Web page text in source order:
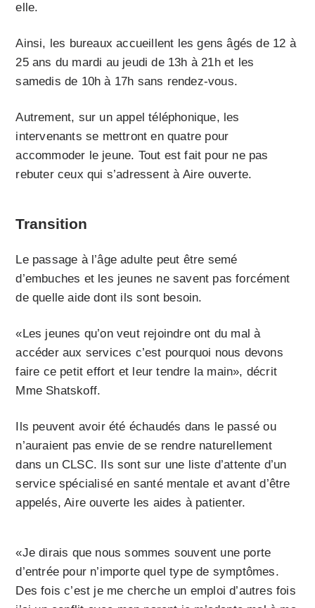
elle.
Ainsi, les bureaux accueillent les gens âgés de 12 à
25 ans du mardi au jeudi de 13h à 21h et les
samedis de 10h à 17h sans rendez-vous.
Autrement, sur un appel téléphonique, les
intervenants se mettront en quatre pour
accommoder le jeune. Tout est fait pour ne pas
rebuter ceux qui s’adressent à Aire ouverte.
Transition
Le passage à l’âge adulte peut être semé
d’embuches et les jeunes ne savent pas forcément
de quelle aide dont ils sont besoin.
«Les jeunes qu’on veut rejoindre ont du mal à
accéder aux services c’est pourquoi nous devons
faire ce petit effort et leur tendre la main», décrit
Mme Shatskoff.
Ils peuvent avoir été échaudés dans le passé ou
n’auraient pas envie de se rendre naturellement
dans un CLSC. Ils sont sur une liste d’attente d’un
service spécialisé en santé mentale et avant d’être
appelés, Aire ouverte les aides à patienter.
«Je dirais que nous sommes souvent une porte
d’entrée pour n’importe quel type de symptômes.
Des fois c’est je me cherche un emploi d’autres fois